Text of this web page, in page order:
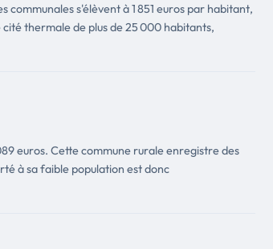
communales s'élèvent à 1 851 euros par habitant,
thermale de plus de 25 000 habitants,
euros. Cette commune rurale enregistre des
à sa faible population est donc